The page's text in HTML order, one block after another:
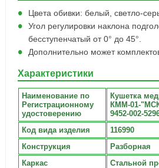
Цвета обивки: белый, светло-
Угол регулировки наклона
бесступенчатый от 0° до 45°.
Дополнительно может
Характеристики
Наименование по
Регистрационному
удостоверению
Кушетка
КММ-01-
9452-002-
Код вида изделия
116990
Конструкция
Разборная
Каркас
Стальной